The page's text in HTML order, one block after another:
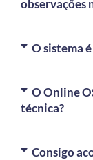
observações
O sistema
O Online
técnica?
Consigo